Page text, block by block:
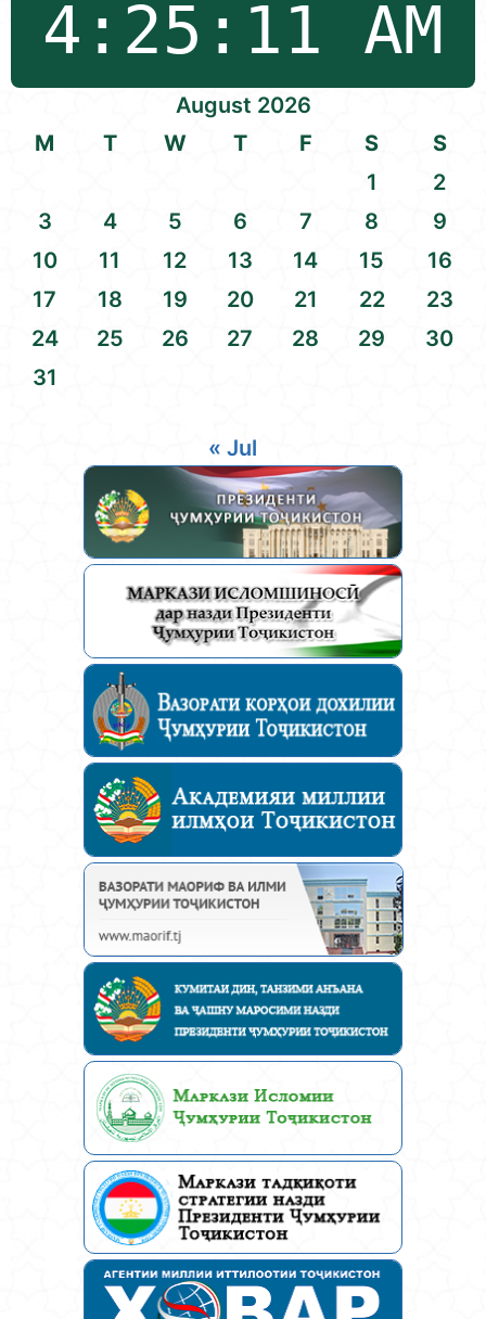
August 2026
M
T W T F S
S
1
2
3
4 5 6 7 8
9
10
11 12 13 14 15
16
17
18 19 20 21 22
23
24
25 26 27 28 29
30
31
« Jul